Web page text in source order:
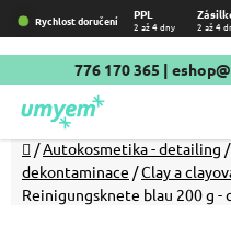
Přejít
na
obsah
Rychlost doručení PPL
2 až 4 dny 2 až 4
776 170 365 |
Domů
/Autokosmetika - detailing /
dekontaminace /Clay a
Reinigungsknete blau 200 g -